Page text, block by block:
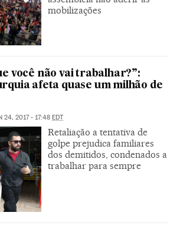
mobilizações
você não vai trabalhar?”:
afeta quase um milhão de
24, 2017 - 17:48 EDT
Retaliação a tentativa de
golpe prejudica familiares
dos demitidos, condenados a
trabalhar para sempre